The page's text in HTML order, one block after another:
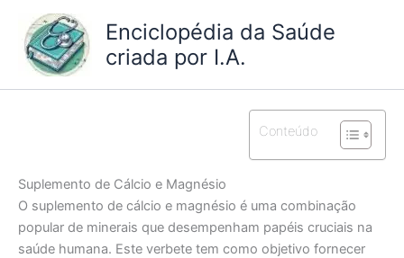
conteúdo
Enciclopédia da Saúde
criada por I.A.
Conteúdo
Suplemento de Cálcio e Magnésio
O suplemento de cálcio e magnésio é uma combinação
popular de minerais que desempenham papéis cruciais na
saúde humana. Este verbete tem como objetivo fornecer